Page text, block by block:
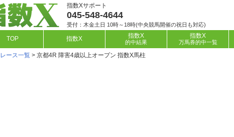
指数Xサポート
045-548-4644
受付：木金土日 10時～18時(中央競馬開催の祝日も対応)
TOP 指数X 指数X
的中結果
指数X
万馬券的中一覧
レース一覧 > 京都4R 障害4歳以上オープン 指数X馬柱